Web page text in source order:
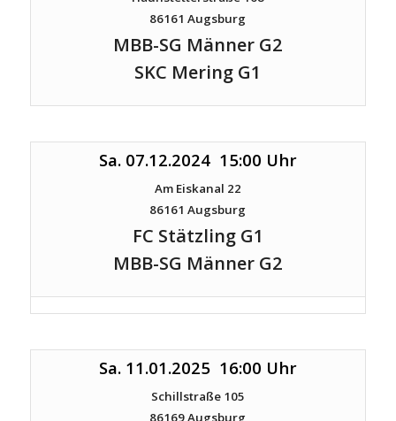
86161 Augsburg
MBB-SG Männer G2
SKC Mering G1
Sa. 07.12.2024 15:00 Uhr
Am Eiskanal 22
86161 Augsburg
FC Stätzling G1
MBB-SG Männer G2
Sa. 11.01.2025 16:00 Uhr
Schillstraße 105
86169 Augsburg